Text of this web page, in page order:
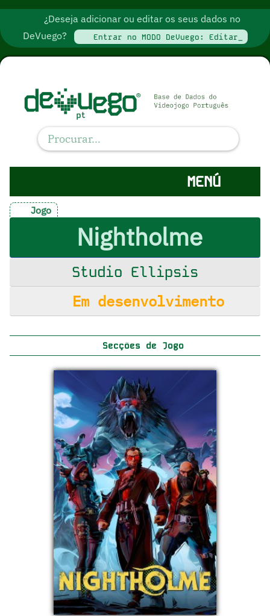
¿Deseja adicionar ou editar os seus dados no
DeVuego?
Entrar no MODO DeVuego: Editar_
MENÚ
Jogo
Nightholme
Studio Ellipsis
Em desenvolvimento
Secções de Jogo